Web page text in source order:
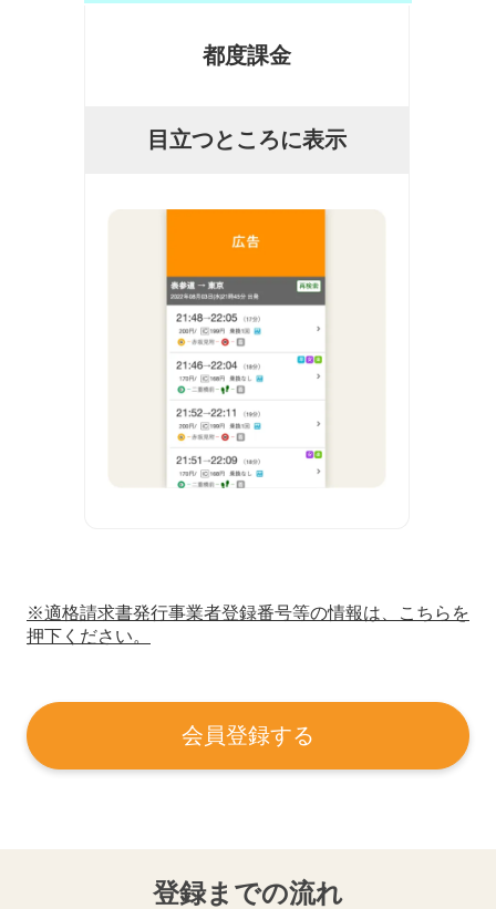
都度課金
目立つところに表示
※適格請求書発行事業者登録番号等の情報は、こちらを
押下ください。
会員登録する
登録までの流れ